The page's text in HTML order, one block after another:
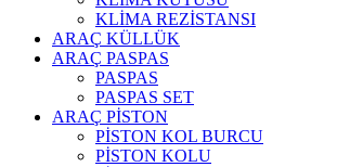
KLİMA REZİSTANSI
ARAÇ KÜLLÜK
ARAÇ PASPAS
PASPAS
PASPAS SET
ARAÇ PİSTON
PİSTON KOL BURCU
PİSTON KOLU